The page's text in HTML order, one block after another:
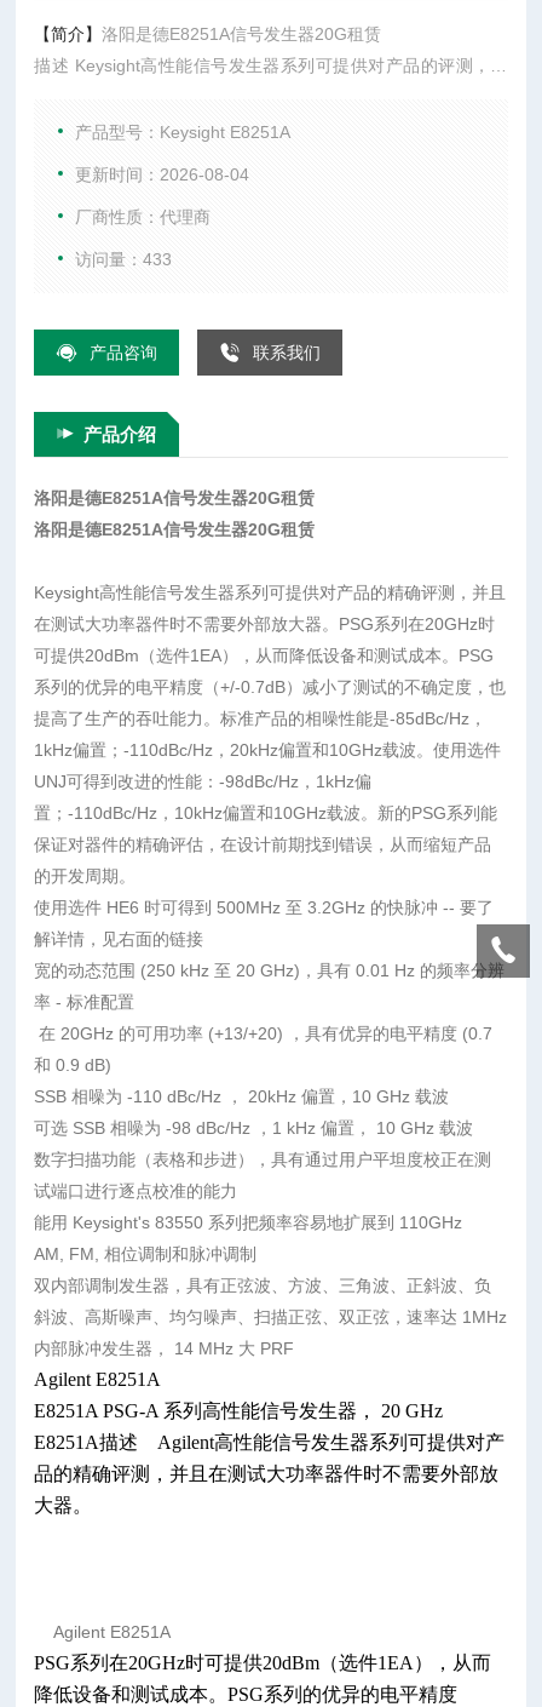
【简介】洛阳是德E8251A信号发生器20G租赁
描述 Keysight高性能信号发生器系列可提供对产品的评测，并
时可提供20dBm（选件1EA），从而降低设备和测试成本。PS
产品型号：Keysight E8251A
更新时间：2026-08-04
厂商性质：代理商
访问量：433
产品咨询 联系我们
产品介绍
洛阳是德E8251A信号发生器20G租赁
洛阳是德E8251A信号发生器20G租赁
Keysight高性能信号发生器系列可提供对产品的精确评测，并且
在测试大功率器件时不需要外部放大器。PSG系列在20GHz时
可提供20dBm（选件1EA），从而降低设备和测试成本。PSG
系列的优异的电平精度（+/-0.7dB）减小了测试的不确定度，也
提高了生产的吞吐能力。标准产品的相噪性能是-85dBc/Hz，
1kHz偏置；-110dBc/Hz，20kHz偏置和10GHz载波。使用选件
UNJ可得到改进的性能：-98dBc/Hz，1kHz偏
置；-110dBc/Hz，10kHz偏置和10GHz载波。新的PSG系列能
保证对器件的精确评估，在设计前期找到错误，从而缩短产品
的开发周期。
使用选件 HE6 时可得到 500MHz 至 3.2GHz 的快脉冲 -- 要了
解详情，见右面的链接
宽的动态范围 (250 kHz 至 20 GHz)，具有 0.01 Hz 的频率分辨
率 - 标准配置
在 20GHz 的可用功率 (+13/+20) ，具有优异的电平精度 (0.7
和 0.9 dB)
SSB 相噪为 -110 dBc/Hz ， 20kHz 偏置，10 GHz 载波
可选 SSB 相噪为 -98 dBc/Hz ，1 kHz 偏置， 10 GHz 载波
数字扫描功能（表格和步进），具有通过用户平坦度校正在测
试端口进行逐点校准的能力
能用 Keysight's 83550 系列把频率容易地扩展到 110GHz
AM, FM, 相位调制和脉冲调制
双内部调制发生器，具有正弦波、方波、三角波、正斜波、负
斜波、高斯噪声、均匀噪声、扫描正弦、双正弦，速率达 1MHz
内部脉冲发生器， 14 MHz 大 PRF
Agilent E8251A
E8251A PSG-A 系列高性能信号发生器， 20 GHz
E8251A描述 Agilent高性能信号发生器系列可提供对产
品的精确评测，并且在测试大功率器件时不需要外部放
大器。
Agilent E8251A
PSG系列在20GHz时可提供20dBm（选件1EA），从而
降低设备和测试成本。PSG系列的优异的电平精度